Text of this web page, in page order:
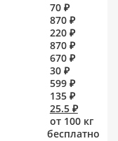
70 ₽
870 ₽
220 ₽
870 ₽
670 ₽
30 ₽
599 ₽
135 ₽
25.5 ₽
от 100 кг
бесплатно